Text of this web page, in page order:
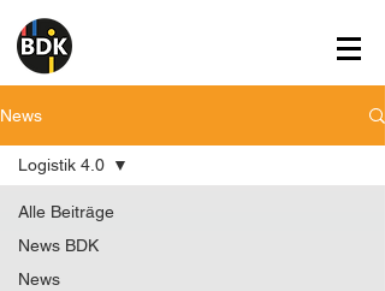
News
Alle Beiträge
News BDK
News
Logistik 4.0